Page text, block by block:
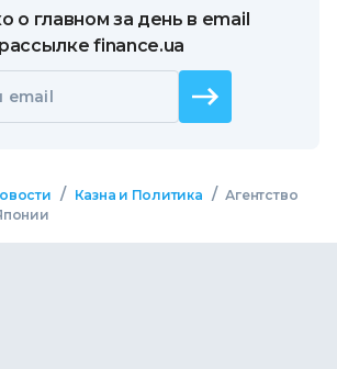
о главном за день в email
рассылке finance.ua
email
/ Казна и Политика / Агентство